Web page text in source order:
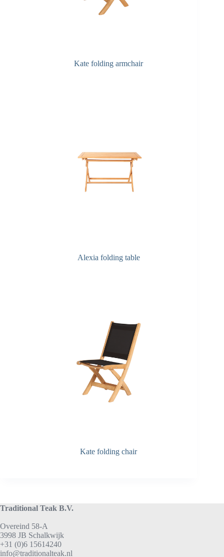
Kate folding armchair
Alexia folding table
Kate folding chair
Traditional Teak B.V.
Overeind 58-A
3998 JB Schalkwijk
+31 (0)6 15614240
info@traditionalteak.nl